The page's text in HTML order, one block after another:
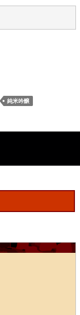
純米吟醸